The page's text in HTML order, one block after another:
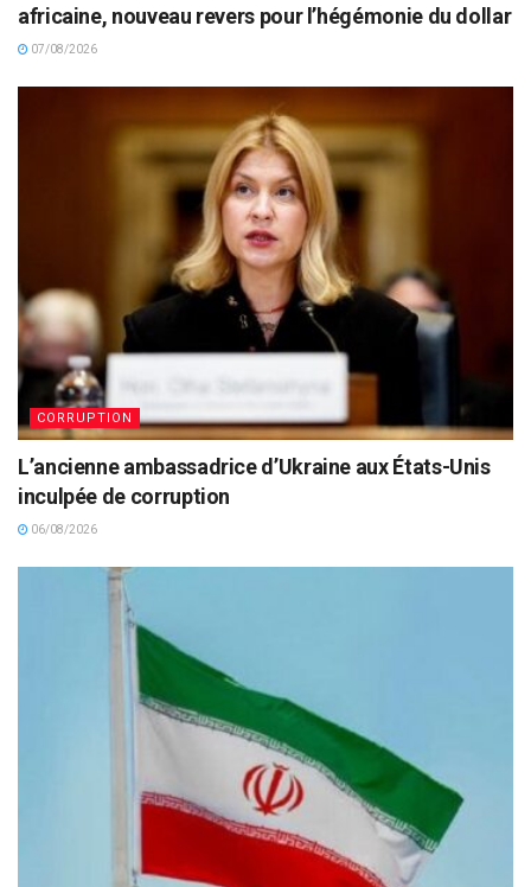
africaine, nouveau revers pour l’hégémonie du dollar
07/08/2026
CORRUPTION
L’ancienne ambassadrice d’Ukraine aux États-Unis
inculpée de corruption
06/08/2026